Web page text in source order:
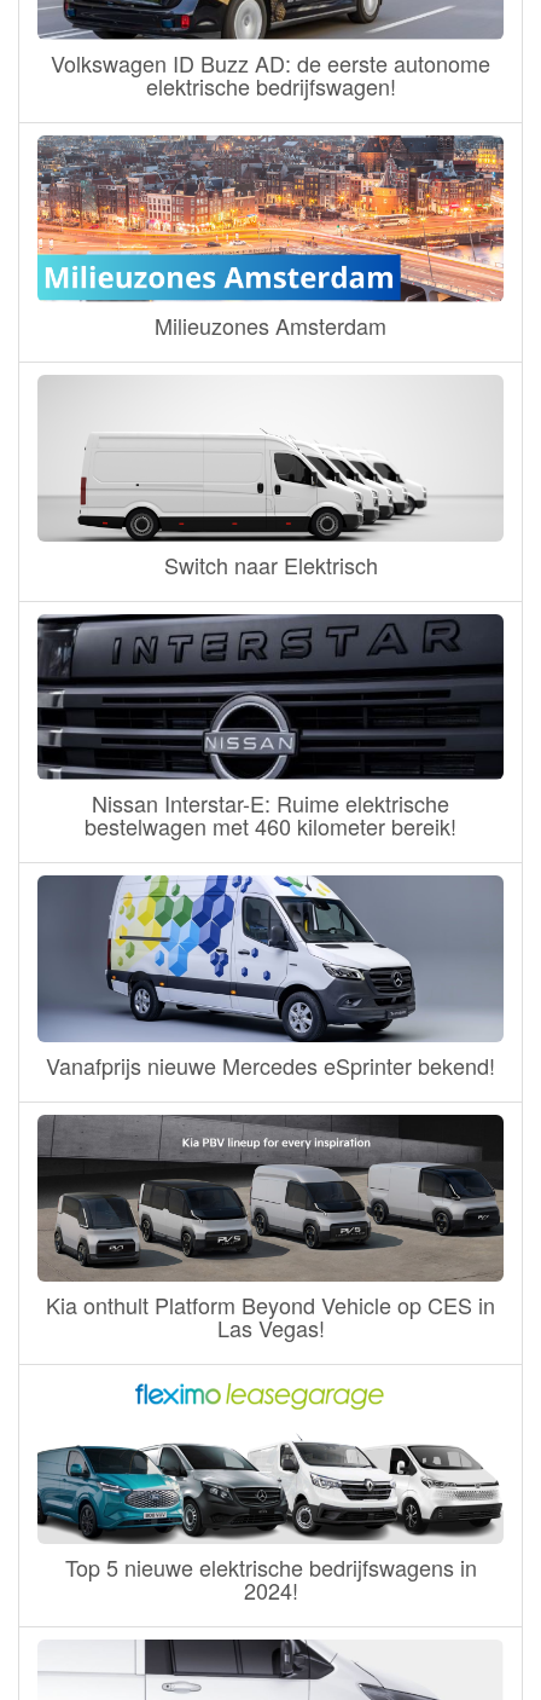
Volkswagen ID Buzz AD: de eerste autonome
elektrische bedrijfswagen!
Milieuzones Amsterdam
Switch naar Elektrisch
Nissan Interstar-E: Ruime elektrische
bestelwagen met 460 kilometer bereik!
Vanafprijs nieuwe Mercedes eSprinter bekend!
Kia onthult Platform Beyond Vehicle op CES in
Las Vegas!
Top 5 nieuwe elektrische bedrijfswagens in
2024!